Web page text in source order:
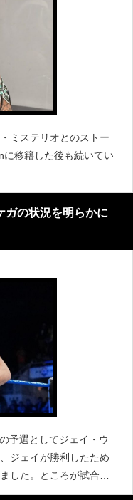
ミステリオとのストー
に移籍した後も続いてい
ガの状況を明らかに
予選としてジェイ・ウ
ジェイが勝利したため
した。ところが試合後
アンに攻撃し、放送終